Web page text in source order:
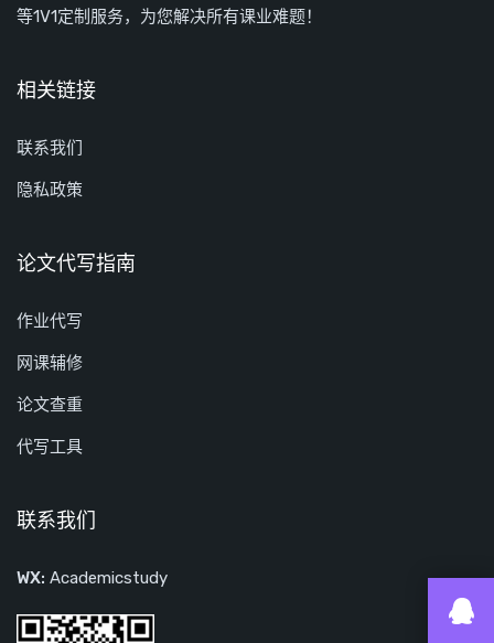
等1V1定制服务，为您解决所有课业难题！
相关链接
联系我们
隐私政策
论文代写指南
作业代写
网课辅修
论文查重
代写工具
联系我们
WX: Academicstudy